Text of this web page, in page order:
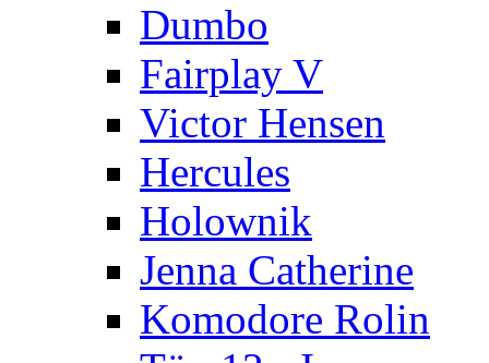
Dumbo
Fairplay V
Victor Hensen
Hercules
Holownik
Jenna Catherine
Komodore Rolin